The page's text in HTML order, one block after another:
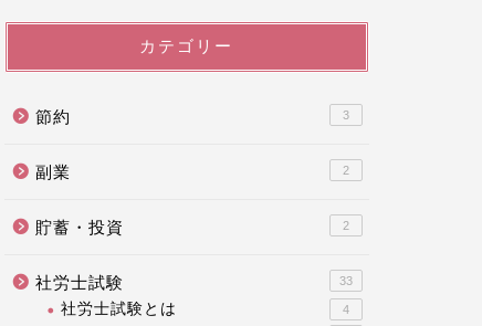
カテゴリー
節約 3
副業 2
貯蓄・投資 2
社労士試験 33
社労士試験とは 4